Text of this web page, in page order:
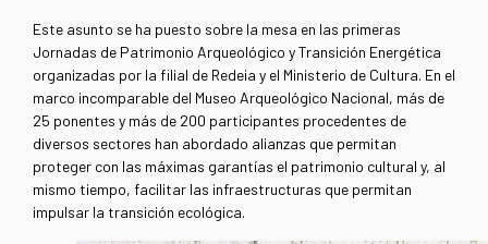
Este asunto se ha puesto sobre la mesa en las primeras
Jornadas de Patrimonio Arqueológico y Transición Energética
organizadas por la filial de Redeia y el Ministerio de Cultura. En el
marco incomparable del Museo Arqueológico Nacional, más de
25 ponentes y más de 200 participantes procedentes de
diversos sectores han abordado alianzas que permitan
proteger con las máximas garantías el patrimonio cultural y, al
mismo tiempo, facilitar las infraestructuras que permitan
impulsar la transición ecológica.